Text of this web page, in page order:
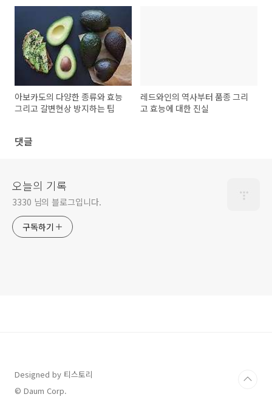
아보카도의 다양한 종류와 효능
그리고 갈변현상 방지하는 팁
레드와인의 역사부터 품종 그리
고 효능에 대한 진실
댓글
오늘의 기록
3330 님의 블로그입니다.
구독하기
Designed by 티스토리
© Daum Corp.